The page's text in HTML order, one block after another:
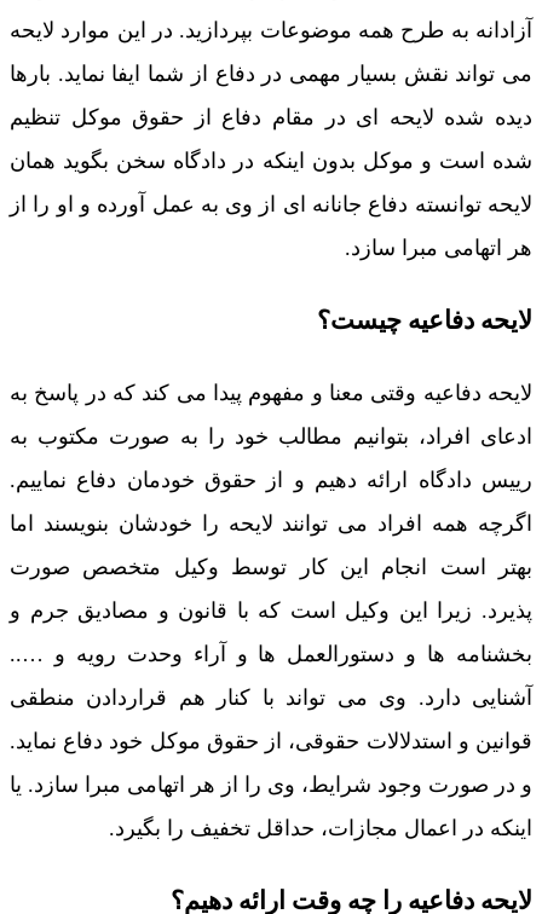
آزادانه به طرح همه موضوعات بپردازید. در این موارد لایحه
می تواند نقش بسیار مهمی در دفاع از شما ایفا نماید. بارها
دیده شده لایحه ای در مقام دفاع از حقوق موکل تنظیم
شده است و موکل بدون اینکه در دادگاه سخن بگوید همان
لایحه توانسته دفاع جانانه ای از وی به عمل آورده و او را از
هر اتهامی مبرا سازد.
لایحه دفاعیه چیست؟
لایحه دفاعیه وقتی معنا و مفهوم پیدا می کند که در پاسخ به
ادعای افراد، بتوانیم مطالب خود را به صورت مکتوب به
رییس دادگاه ارائه دهیم و از حقوق خودمان دفاع نماییم.
اگرچه همه افراد می توانند لایحه را خودشان بنویسند اما
بهتر است انجام این کار توسط وکیل متخصص صورت
پذیرد. زیرا این وکیل است که با قانون و مصادیق جرم و
بخشنامه ها و دستورالعمل ها و آراء وحدت رویه و …..
آشنایی دارد. وی می تواند با کنار هم قراردادن منطقی
قوانین و استدلالات حقوقی، از حقوق موکل خود دفاع نماید.
و در صورت وجود شرایط، وی را از هر اتهامی مبرا سازد. یا
اینکه در اعمال مجازات، حداقل تخفیف را بگیرد.
لایحه دفاعیه را چه وقت ارائه دهیم؟